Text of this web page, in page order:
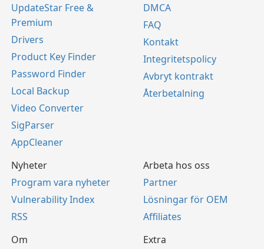
UpdateStar Free &
Premium
Drivers
Product Key Finder
Password Finder
Local Backup
Video Converter
SigParser
AppCleaner
DMCA
FAQ
Kontakt
Integritetspolicy
Avbryt kontrakt
Återbetalning
Nyheter
Program vara nyheter
Vulnerability Index
RSS
Arbeta hos oss
Partner
Lösningar för OEM
Affiliates
Om
Extra